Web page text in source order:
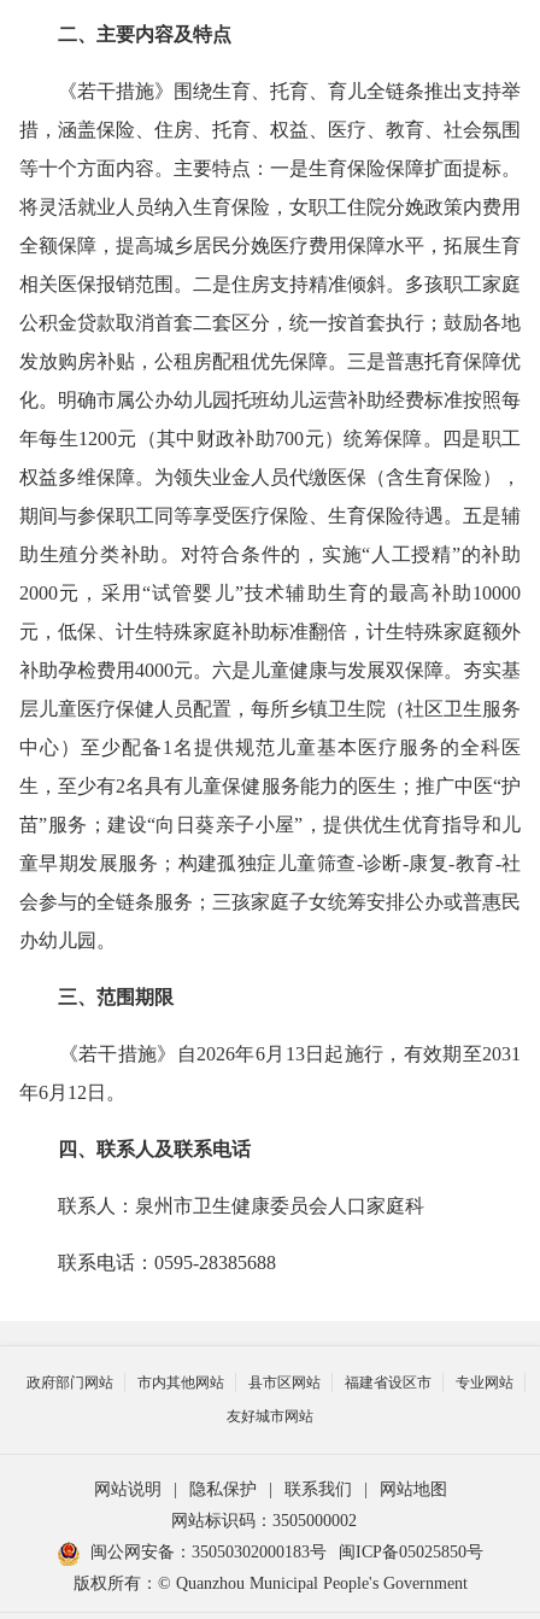
二、主要内容及特点
《若干措施》围绕生育、托育、育儿全链条推出支持举
措，涵盖保险、住房、托育、权益、医疗、教育、社会氛围
等十个方面内容。主要特点：一是生育保险保障扩面提标。
将灵活就业人员纳入生育保险，女职工住院分娩政策内费用
全额保障，提高城乡居民分娩医疗费用保障水平，拓展生育
相关医保报销范围。二是住房支持精准倾斜。多孩职工家庭
公积金贷款取消首套二套区分，统一按首套执行；鼓励各地
发放购房补贴，公租房配租优先保障。三是普惠托育保障优
化。明确市属公办幼儿园托班幼儿运营补助经费标准按照每
年每生1200元（其中财政补助700元）统筹保障。四是职工
权益多维保障。为领失业金人员代缴医保（含生育保险），
期间与参保职工同等享受医疗保险、生育保险待遇。五是辅
助生殖分类补助。对符合条件的，实施“人工授精”的补助
2000元，采用“试管婴儿”技术辅助生育的最高补助10000
元，低保、计生特殊家庭补助标准翻倍，计生特殊家庭额外
补助孕检费用4000元。六是儿童健康与发展双保障。夯实基
层儿童医疗保健人员配置，每所乡镇卫生院（社区卫生服务
中心）至少配备1名提供规范儿童基本医疗服务的全科医
生，至少有2名具有儿童保健服务能力的医生；推广中医“护
苗”服务；建设“向日葵亲子小屋”，提供优生优育指导和儿
童早期发展服务；构建孤独症儿童筛查-诊断-康复-教育-社
会参与的全链条服务；三孩家庭子女统筹安排公办或普惠民
办幼儿园。
三、范围期限
《若干措施》自2026年6月13日起施行，有效期至2031
年6月12日。
四、联系人及联系电话
联系人：泉州市卫生健康委员会人口家庭科
联系电话：0595-28385688
政府部门网站 市内其他网站 县市区网站 福建省设区市
专业网站
友好城市网站
网站说明 隐私保护 联系我们
网站地图
网站标识码：3505000002
闽公网安备：35050302000183号
闽ICP备05025850号
版权所有：© Quanzhou Municipal People's Government